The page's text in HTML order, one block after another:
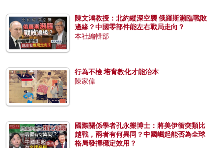
陳文鴻教授：北約縱深空襲 俄羅斯瀕臨戰敗
邊緣？中國零部件能左右戰局走向？
本社編輯部
行為不檢 培育教化才能治本
陳家偉
國際關係學者孔永樂博士：將美伊衝突類比
越戰，兩者有何異同？中國崛起能否為全球
格局發揮穩定效用？